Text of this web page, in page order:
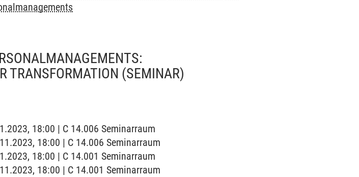
TRANSFORMATION (SEMINAR)
18:00 | C 14.006 Seminarraum
18:00 | C 14.006 Seminarraum
18:00 | C 14.001 Seminarraum
18:00 | C 14.001 Seminarraum